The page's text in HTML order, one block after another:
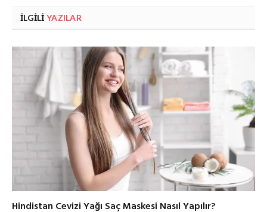
İLGILI YAZILAR
Hindistan Cevizi Yağı Saç Maskesi Nasıl Yapılır?